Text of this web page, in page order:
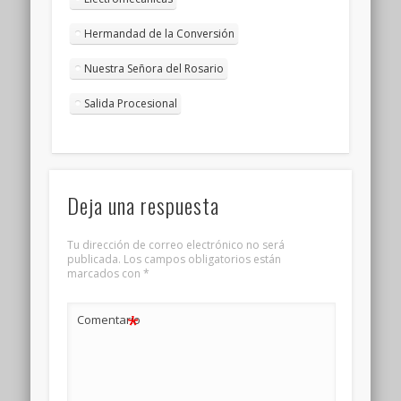
Hermandad de la Conversión
Nuestra Señora del Rosario
Salida Procesional
Deja una respuesta
Tu dirección de correo electrónico no será
publicada. Los campos obligatorios están
marcados con *
Comentario
*